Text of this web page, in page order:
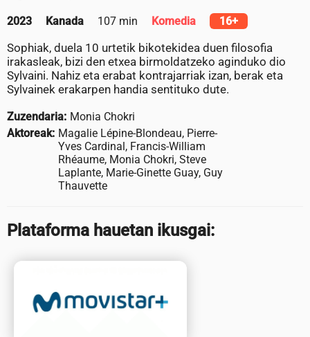
2023 Kanada 107 min Komedia 16+
Sophiak, duela 10 urtetik bikotekidea duen filosofia
irakasleak, bizi den etxea birmoldatzeko aginduko dio
Sylvaini. Nahiz eta erabat kontrajarriak izan, berak eta
Sylvainek erakarpen handia sentituko dute.
Zuzendaria: Monia Chokri
Aktoreak: Magalie Lépine-Blondeau, Pierre-
Yves Cardinal, Francis-William
Rhéaume, Monia Chokri, Steve
Laplante, Marie-Ginette Guay, Guy
Thauvette
Plataforma hauetan ikusgai: